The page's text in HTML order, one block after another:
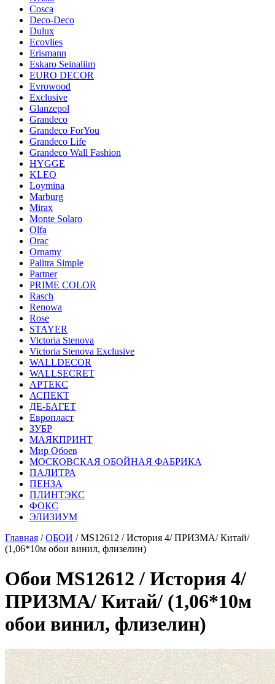
Cosca
Deco-Deco
Dulux
Ecovlies
Erismann
Eskaro Seinaliim
EURO DECOR
Evrowood
Exclusive
Glanzepol
Grandeco
Grandeco ForYou
Grandeco Life
Grandeco Wall Fashion
HYGGE
KLEO
Loymina
Marburg
Mirax
Monte Solaro
Olfa
Orac
Ornamy
Palitra Simple
Partner
PRIME COLOR
Rasch
Renowa
Rose
STAYER
Victoria Stenova
Victoria Stenova Exclusive
WALLDECOR
WALLSECRET
АРТЕКС
АСПЕКТ
ДЕ-БАГЕТ
Европласт
ЗУБР
МАЯКПРИНТ
Мир Обоев
МОСКОВСКАЯ ОБОЙНАЯ ФАБРИКА
ПАЛИТРА
ПЕНЗА
ПЛИНТЭКС
ФОКС
ЭЛИЗИУМ
Главная /ОБОИ / MS12612 / История 4/ ПРИЗМА/ Китай/
(1,06*10м обои винил, флизелин)
Обои MS12612 / История 4/
ПРИЗМА/ Китай/ (1,06*10м
обои винил, флизелин)